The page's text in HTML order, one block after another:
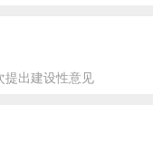
提出建设性意见